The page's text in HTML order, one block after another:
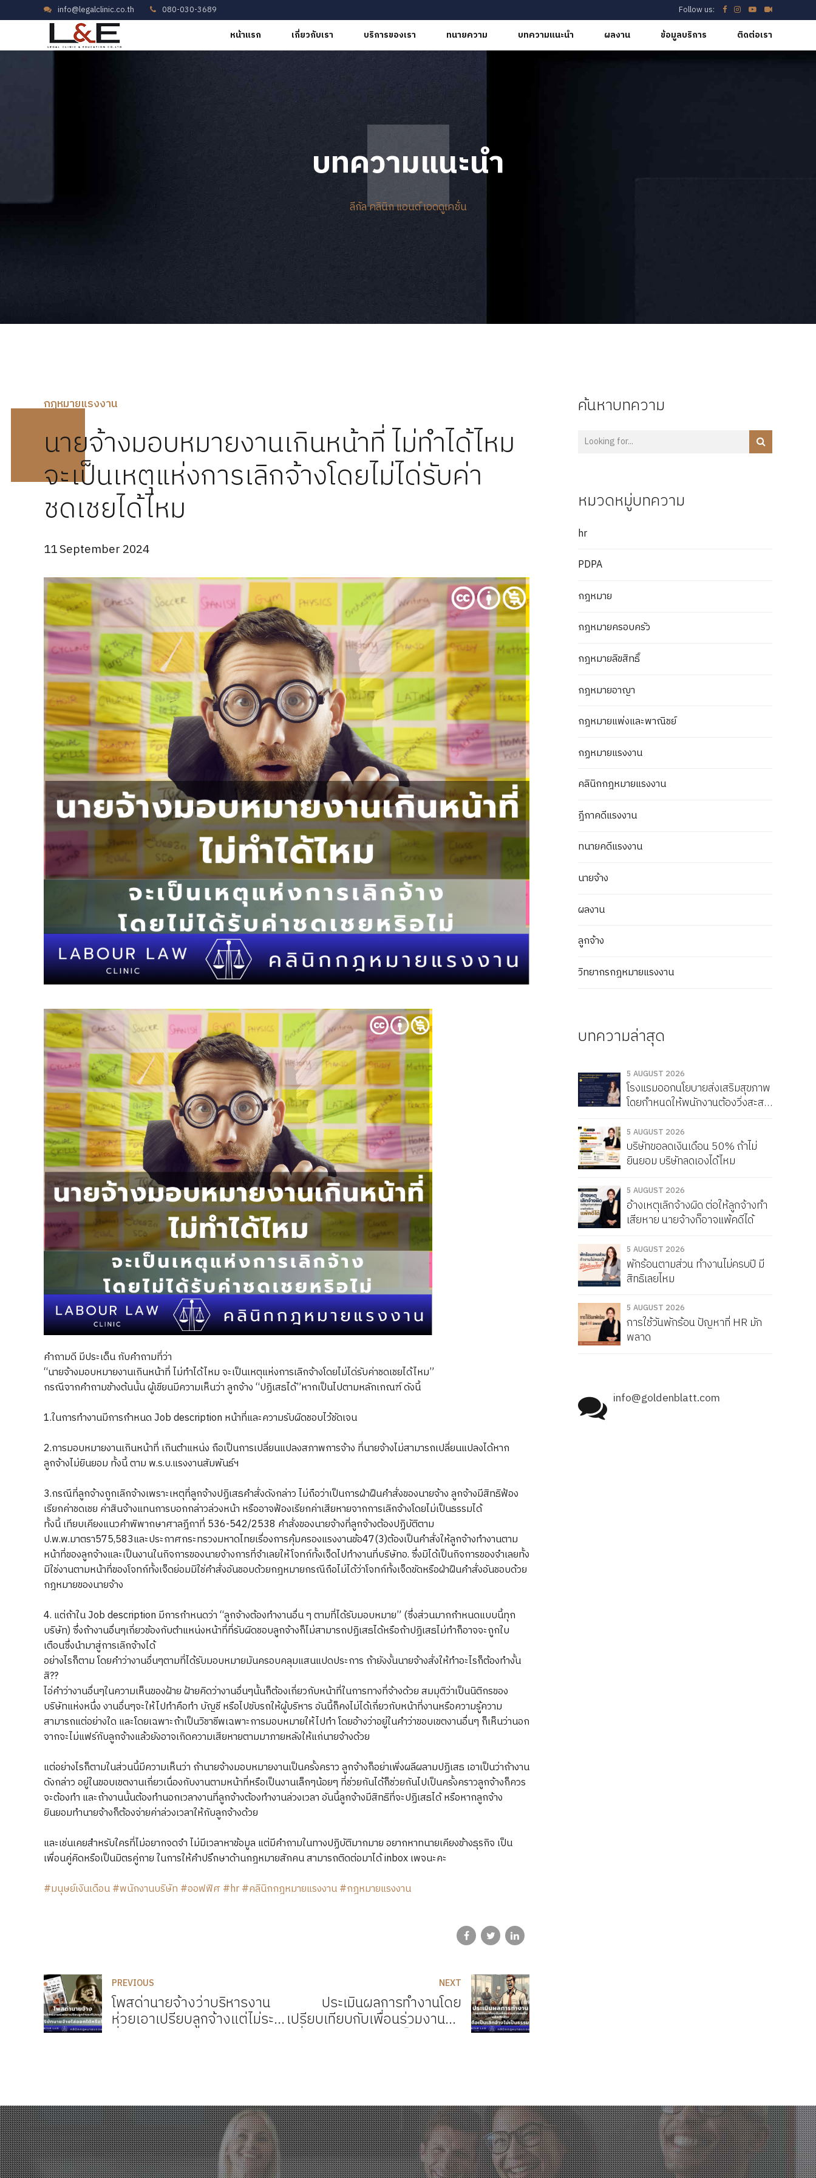
info@legalclinic.co.th 080-030-3689 Follow us:
หน้าแรก เกี่ยวกับเรา บริการของเรา ทนายความ บทความแนะนำ ผลงาน ข้อมูลบริการ ติดต่อเรา
บทความแนะนำ
ลีกัล คลินิก แอนด์ เอดดูเคชั่น
กฏหมายแรงงาน
นายจ้างมอบหมายงานเกินหน้าที่ ไม่ทำได้ไหม
จะเป็นเหตุแห่งการเลิกจ้างโดยไม่ได่รับค่า
ชดเชยได้ไหม
11 September 2024
คำถามดี มีประเด็น กับคำถามที่ว่า
“นายจ้างมอบหมายงานเกินหน้าที่ ไม่ทำได้ไหม จะเป็นเหตุแห่งการเลิกจ้างโดยไม่ได่รับค่าชดเชยได้ไหม”
กรณีจากคำถามข้างต้นนั้น ผู้เขียนมีความเห็นว่า ลูกจ้าง “ปฏิเสธได้”หากเป็นไปตามหลักเกณฑ์ ดังนี้
1.ในการทำงานมีการกำหนด Job description หน้าที่และความรับผิดชอบไว้ชัดเจน
2.การมอบหมายงานเกินหน้าที่ เกินตำแหน่ง ถือเป็นการเปลี่ยนแปลงสภาพการจ้าง ที่นายจ้างไม่สามารถเปลี่ยนแปลงได้หาก
ลูกจ้างไม่ยินยอม ทั้งนี้ ตาม พ.ร.บ.แรงงานสัมพันธ์ฯ
3.กรณีที่ลูกจ้างถูกเลิกจ้างเพราะเหตุที่ลูกจ้างปฏิเสธคำสั่งดังกล่าว ไม่ถือว่าเป็นการฝ่าฝืนคำสั่งของนายจ้าง ลูกจ้างมีสิทธิฟ้อง
เรียกค่าชดเชย ค่าสินจ้างแทนการบอกกล่าวล่วงหน้า หรืออาจฟ้องเรียกค่าเสียหายจากการเลิกจ้างโดยไม่เป็นธรรมได้
ทั้งนี้ เทียบเคียงแนวคำพิพากษาศาลฎีกาที่ 536-542/2538 คำสั่งของนายจ้างที่ลูกจ้างต้องปฏิบัติตาม
ป.พ.พ.มาตรา575,583และประกาศกระทรวงมหาดไทยเรื่องการคุ้มครองแรงงานข้อ47(3)ต้องเป็นคำสั่งให้ลูกจ้างทำงานตาม
หน้าที่ของลูกจ้างและเป็นงานในกิจการของนายจ้างการที่จำเลยให้โจทก์ทั้งเจ็ดไปทำงานที่บริษัทอ. ซึ่งมิได้เป็นกิจการของจำเลยทั้ง
มิใช่งานตามหน้าที่ของโจทก์ทั้งเจ็ดย่อมมิใช่คำสั่งอันชอบด้วยกฎหมายกรณีถือไม่ได้ว่าโจทก์ทั้งเจ็ดขัดหรือฝ่าฝืนคำสั่งอันชอบด้วย
กฎหมายของนายจ้าง
4. แต่ถ้าใน Job description มีการกำหนดว่า “ลูกจ้างต้องทำงานอื่น ๆ ตามที่ได้รับมอบหมาย” (ซึ่งส่วนมากกำหนดแบบนี้ทุก
บริษัท) ซึ่งถ้างานอื่นๆเกี่ยวข้องกับตำแหน่งหน้าที่ที่รับผิดชอบลูกจ้างก็ไม่สามารถปฏิเสธได้หรือถ้าปฏิเสธไม่ทำก็อาจจะถูกใบ
เตือนซึ่งนำมาสู่การเลิกจ้างได้
อย่างไรก็ตาม โดยคำว่างานอื่นๆตามที่ได้รับมอบหมายมันครอบคลุมแสนแปดประการ ถ้ายังงั้นนายจ้างสั่งให้ทำอะไรก็ต้องทำงั้น
สิ??
ไอ่คำว่างานอื่นๆในความเห็นของฝ้าย ฝ้ายคิดว่างานอื่นๆนั้นก็ต้องเกี่ยวกับหน้าที่ในการทางที่จ้างด้วย สมมุติว่าเป็นนิติกรของ
บริษัทแห่งหนึ่ง งานอื่นๆจะให้ไปทำคือทำ บัญชี หรือไปขับรถให้ผู้บริหาร อันนี้ก็คงไม่ได้เกี่ยวกับหน้าที่งานหรือความรู้ความ
สามารถแต่อย่างใด และโดยเฉพาะถ้าเป็นวิชาชีพเฉพาะการมอบหมายให้ไปทำ โดยอ้างว่าอยู่ในคำว่าขอบเขตงานอื่นๆ ก็เห็นว่านอก
จากจะไม่แฟร์กับลูกจ้างแล้วยังอาจเกิดความเสียหายตามมาภายหลังให้แก่นายจ้างด้วย
แต่อย่างไรก็ตามในส่วนนี้มีความเห็นว่า ถ้านายจ้างมอบหมายงานเป็นครั้งคราว ลูกจ้างก็อย่าเพิ่งผลีผลามปฏิเสธ เอาเป็นว่าถ้างาน
ดังกล่าว อยู่ในขอบเขตงานเกี่ยวเนื่องกับงานตามหน้าที่หรือเป็นงานเล็กๆน้อยๆ ที่ช่วยกันได้ก็ช่วยกันไปเป็นครั้งคราวลูกจ้างก็ควร
จะต้องทำ และถ้างานนั้นต้องทำนอกเวลางานที่ลูกจ้างต้องทำงานล่วงเวลา อันนี้ลูกจ้างมีสิทธิที่จะปฏิเสธได้ หรือหากลูกจ้าง
ยินยอมทำนายจ้างก็ต้องจ่ายค่าล่วงเวลาให้กับลูกจ้างด้วย
และเช่นเคยสำหรับใครที่ไม่อยากจดจำ ไม่มีเวลาหาข้อมูล แต่มีคำถามในทางปฏิบัติมากมาย อยากหาทนายเคียงข้างธุรกิจ เป็น
เพื่อนคู่คิดหรือเป็นมิตรคู่กาย ในการให้คำปรึกษาด้านกฎหมายสักคน สามารถติดต่อมาได้ inbox เพจนะคะ
#มนุษย์เงินเดือน#พนักงานบริษัท #ออฟฟิศ#hr#คลินิกกฎหมายแรงงาน#กฎหมายแรงงาน
PREVIOUS
โพสด่านายจ้างว่าบริหารงาน
ห่วยเอาเปรียบลูกจ้างแต่ไม่ระบุ
ชื่อบริษัท นายจ้างไล่ออกได้หรือ
NEXT
ประเมินผลการทำงานโดย
เปรียบเทียบกับเพื่อนร่วมงานคน
อื่นแล้วเลิกจ้าง ถือเป็นเลิกจ้าง
ค้นหาบทความ
หมวดหมู่บทความ
hr
PDPA
กฎหมาย
กฎหมายครอบครัว
กฎหมายลิขสิทธิ์
กฎหมายอาญา
กฎหมายแพ่งและพาณิชย์
กฏหมายแรงงาน
คลินิกกฎหมายแรงงาน
ฎีกาคดีแรงงาน
ทนายคดีแรงงาน
นายจ้าง
ผลงาน
ลูกจ้าง
วิทยากรกฎหมายแรงงาน
บทความล่าสุด
5 AUGUST 2026
โรงแรมออกนโยบายส่งเสริมสุขภาพ
โดยกำหนดให้พนักงานต้องวิ่งสะสม
ไม่ครบจะถูกหัก Service Charge
แบบนี้ผิดกฎหมายไหม
5 AUGUST 2026
บริษัทขอลดเงินเดือน 50% ถ้าไม่
ยินยอม บริษัทลดเองได้ไหม
5 AUGUST 2026
อ้างเหตุเลิกจ้างผิด ต่อให้ลูกจ้างทำ
เสียหาย นายจ้างก็อาจแพ้คดีได้
5 AUGUST 2026
พักร้อนตามส่วน ทำงานไม่ครบปี มี
สิทธิเลยไหม
5 AUGUST 2026
การใช้วันพักร้อน ปัญหาที่ HR มัก
พลาด
info@goldenblatt.com